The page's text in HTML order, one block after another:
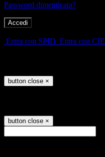
Password dimenticata?
Entra con SPID Entra con CIE
button close ×
button close ×